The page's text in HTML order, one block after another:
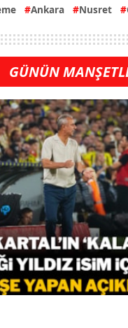
Ankara Nusret
GÜNÜN